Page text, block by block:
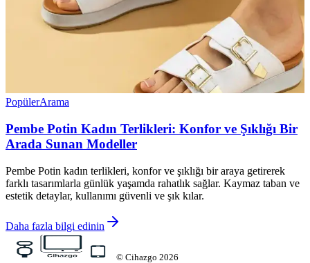
PopülerArama
Pembe Potin Kadın Terlikleri: Konfor ve Şıklığı Bir
Arada Sunan Modeller
Pembe Potin kadın terlikleri, konfor ve şıklığı bir araya getirerek
farklı tasarımlarla günlük yaşamda rahatlık sağlar. Kaymaz taban ve
estetik detaylar, kullanımı güvenli ve şık kılar.
Daha fazla bilgi edinin
© Cihazgo 2026